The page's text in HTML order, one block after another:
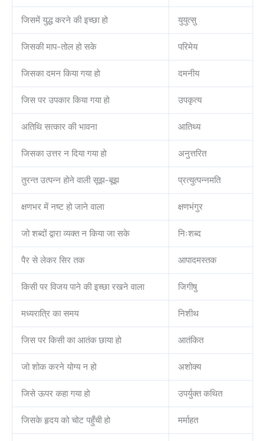
जिसमें युद्ध करने की इच्छा हो युयुत्सु
जिसकी माप-तोल हो सके परिमेय
जिसका दमन किया गया हो दमनीय
जिस पर उपकार किया गया हो उपकृत्य
अतिथि सत्कार की भावना आतिथ्य
जिसका उत्तर न दिया गया हो अनुत्तरित
तुरन्त उत्पन्न होने वाली सूझ-बूझ प्रत्युत्पन्नमति
क्षणभर में नष्ट हो जाने वाला क्षणभंगुर
जो शब्दों द्वारा व्यक्त न किया जा सके निःशब्द
पैर से लेकर सिर तक आपादमस्तक
किसी पर विजय पाने की इच्छा रखने वाला जिगीषु
मध्यरात्रि का समय निशीथ
जिस पर किसी का आतंक छाया हो आतंकित
जो शोक करने योग्य न हो अशोक्य
जिसे ऊपर कहा गया हो उपर्युक्त कथित
जिसके हृदय को चोट पहुँची हो मर्माहत